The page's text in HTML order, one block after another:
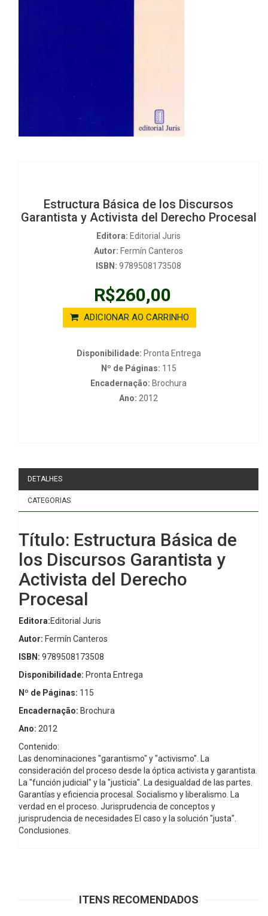
Estructura Básica de los Discursos
Garantista y Activista del Derecho Procesal
Editora: Editorial Juris
Autor: Fermín Canteros
ISBN: 9789508173508
R$260,00
ADICIONAR AO CARRINHO
Disponibilidade: Pronta Entrega
Nº de Páginas: 115
Encadernação: Brochura
Ano: 2012
DETALHES
CATEGORIAS
Título: Estructura Básica de
los Discursos Garantista y
Activista del Derecho
Procesal
Editora:Editorial Juris
Autor: Fermín Canteros
ISBN: 9789508173508
Disponibilidade: Pronta Entrega
Nº de Páginas: 115
Encadernação: Brochura
Ano: 2012
Contenido:
Las denominaciones "garantismo" y "activismo". La
consideración del proceso desde la óptica activista y garantista.
La "función judicial" y la "justicia". La desigualdad de las partes.
Garantías y eficiencia procesal. Socialismo y liberalismo. La
verdad en el proceso. Jurisprudencia de conceptos y
jurisprudencia de necesidades El caso y la solución "justa".
Conclusiones.
ITENS RECOMENDADOS